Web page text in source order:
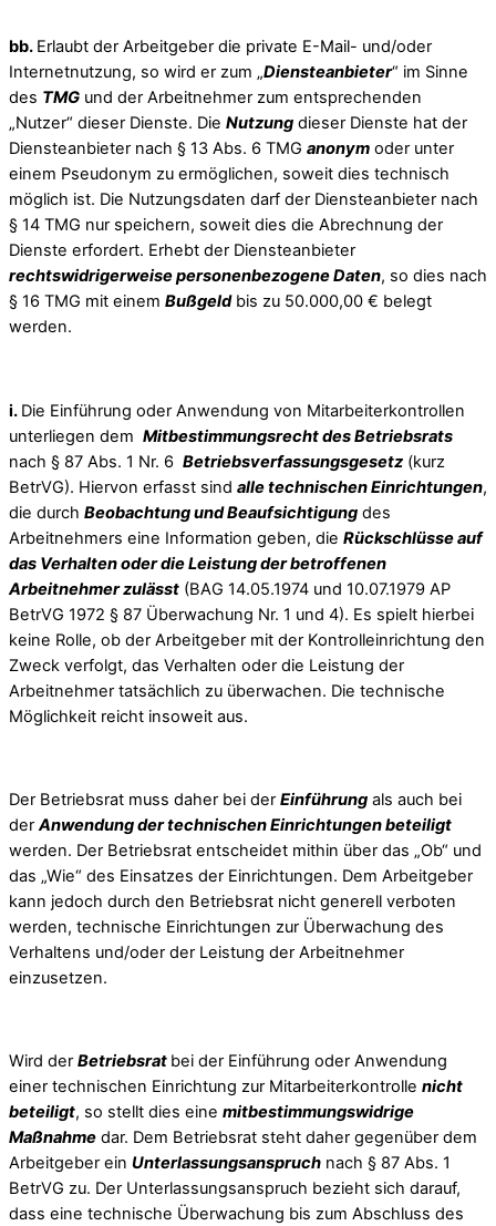
bb. Erlaubt der Arbeitgeber die private E-Mail- und/oder
Internetnutzung, so wird er zum „Diensteanbieter“ im Sinne
des TMG und der Arbeitnehmer zum entsprechenden
„Nutzer“ dieser Dienste. Die Nutzung dieser Dienste hat der
Diensteanbieter nach § 13 Abs. 6 TMG anonym oder unter
einem Pseudonym zu ermöglichen, soweit dies technisch
möglich ist. Die Nutzungsdaten darf der Diensteanbieter nach
§ 14 TMG nur speichern, soweit dies die Abrechnung der
Dienste erfordert. Erhebt der Diensteanbieter
rechtswidrigerweise personenbezogene Daten, so dies nach
§ 16 TMG mit einem Bußgeldbis zu 50.000,00 € belegt
werden.
i. Die Einführung oder Anwendung von Mitarbeiterkontrollen
unterliegen dem Mitbestimmungsrecht des Betriebsrats
nach § 87 Abs. 1 Nr. 6 Betriebsverfassungsgesetz (kurz
BetrVG). Hiervon erfasst sind alle technischen Einrichtungen,
die durch Beobachtung und Beaufsichtigung des
Arbeitnehmers eine Information geben, die Rückschlüsse auf
das Verhalten oder die Leistung der betroffenen
Arbeitnehmer zulässt (BAG 14.05.1974 und 10.07.1979 AP
BetrVG 1972 § 87 Überwachung Nr. 1 und 4). Es spielt hierbei
keine Rolle, ob der Arbeitgeber mit der Kontrolleinrichtung den
Zweck verfolgt, das Verhalten oder die Leistung der
Arbeitnehmer tatsächlich zu überwachen. Die technische
Möglichkeit reicht insoweit aus.
Der Betriebsrat muss daher bei der Einführung als auch bei
derAnwendung der technischen Einrichtungen beteiligt
werden. Der Betriebsrat entscheidet mithin über das „Ob“ und
das „Wie“ des Einsatzes der Einrichtungen. Dem Arbeitgeber
kann jedoch durch den Betriebsrat nicht generell verboten
werden, technische Einrichtungen zur Überwachung des
Verhaltens und/oder der Leistung der Arbeitnehmer
einzusetzen.
Wird der Betriebsrat bei der Einführung oder Anwendung
einer technischen Einrichtung zur Mitarbeiterkontrolle nicht
beteiligt, so stellt dies eine mitbestimmungswidrige
Maßnahme dar. Dem Betriebsrat steht daher gegenüber dem
Arbeitgeber ein Unterlassungsanspruch nach § 87 Abs. 1
BetrVG zu. Der Unterlassungsanspruch bezieht sich darauf,
dass eine technische Überwachung bis zum Abschluss des